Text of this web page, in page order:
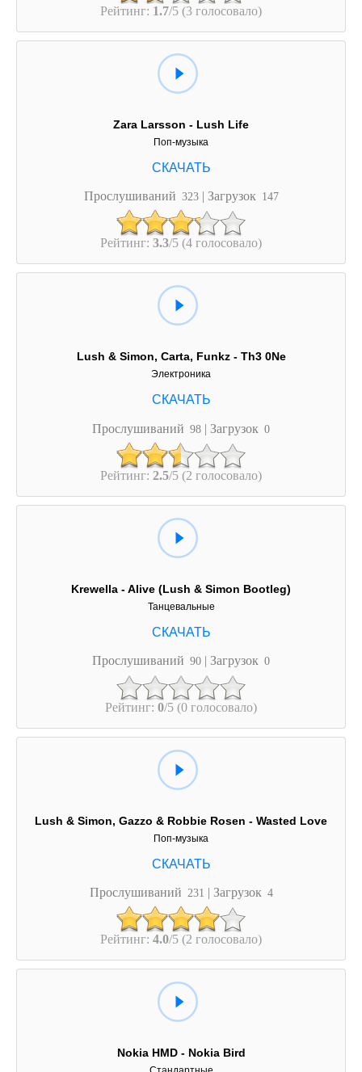
Рейтинг: 1.7/5 (3 голосовало)
Zara Larsson - Lush Life
Поп-музыка
Прослушиваний 323 | Загрузок 147
Рейтинг: 3.3/5 (4 голосовало)
Lush & Simon, Carta, Funkz - Th3 0Ne
Электроника
Прослушиваний 98 | Загрузок 0
Рейтинг: 2.5/5 (2 голосовало)
Krewella - Alive (Lush & Simon Bootleg)
Танцевальные
Прослушиваний 90 | Загрузок 0
Рейтинг: 0/5 (0 голосовало)
Lush & Simon, Gazzo & Robbie Rosen - Wasted Love
Поп-музыка
Прослушиваний 231 | Загрузок 4
Рейтинг: 4.0/5 (2 голосовало)
Nokia HMD - Nokia Bird